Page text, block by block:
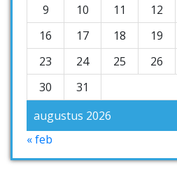
augustus 2026
9
10 11 12
16
17 18 19
23
24 25 26
30
31
« feb